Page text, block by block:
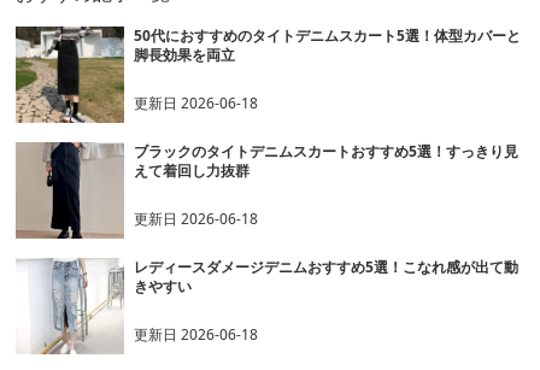
50代におすすめのタイトデニムスカート5選！体型カバーと
脚長効果を両立
更新日2026-06-18
ブラックのタイトデニムスカートおすすめ5選！すっきり見
えて着回し力抜群
更新日2026-06-18
レディースダメージデニムおすすめ5選！こなれ感が出て動
きやすい
更新日2026-06-18